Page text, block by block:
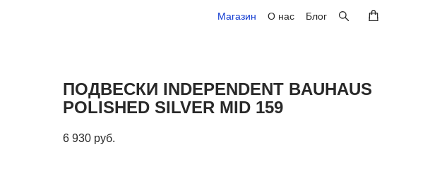
Магазин О нас Блог
Магазин О нас Блог
ПОДВЕСКИ INDEPENDENT BAUHAUS
POLISHED SILVER MID 159
6 930 pуб.